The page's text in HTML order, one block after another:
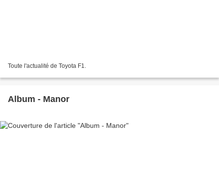
Toute l'actualité de Toyota F1.
Album - Manor